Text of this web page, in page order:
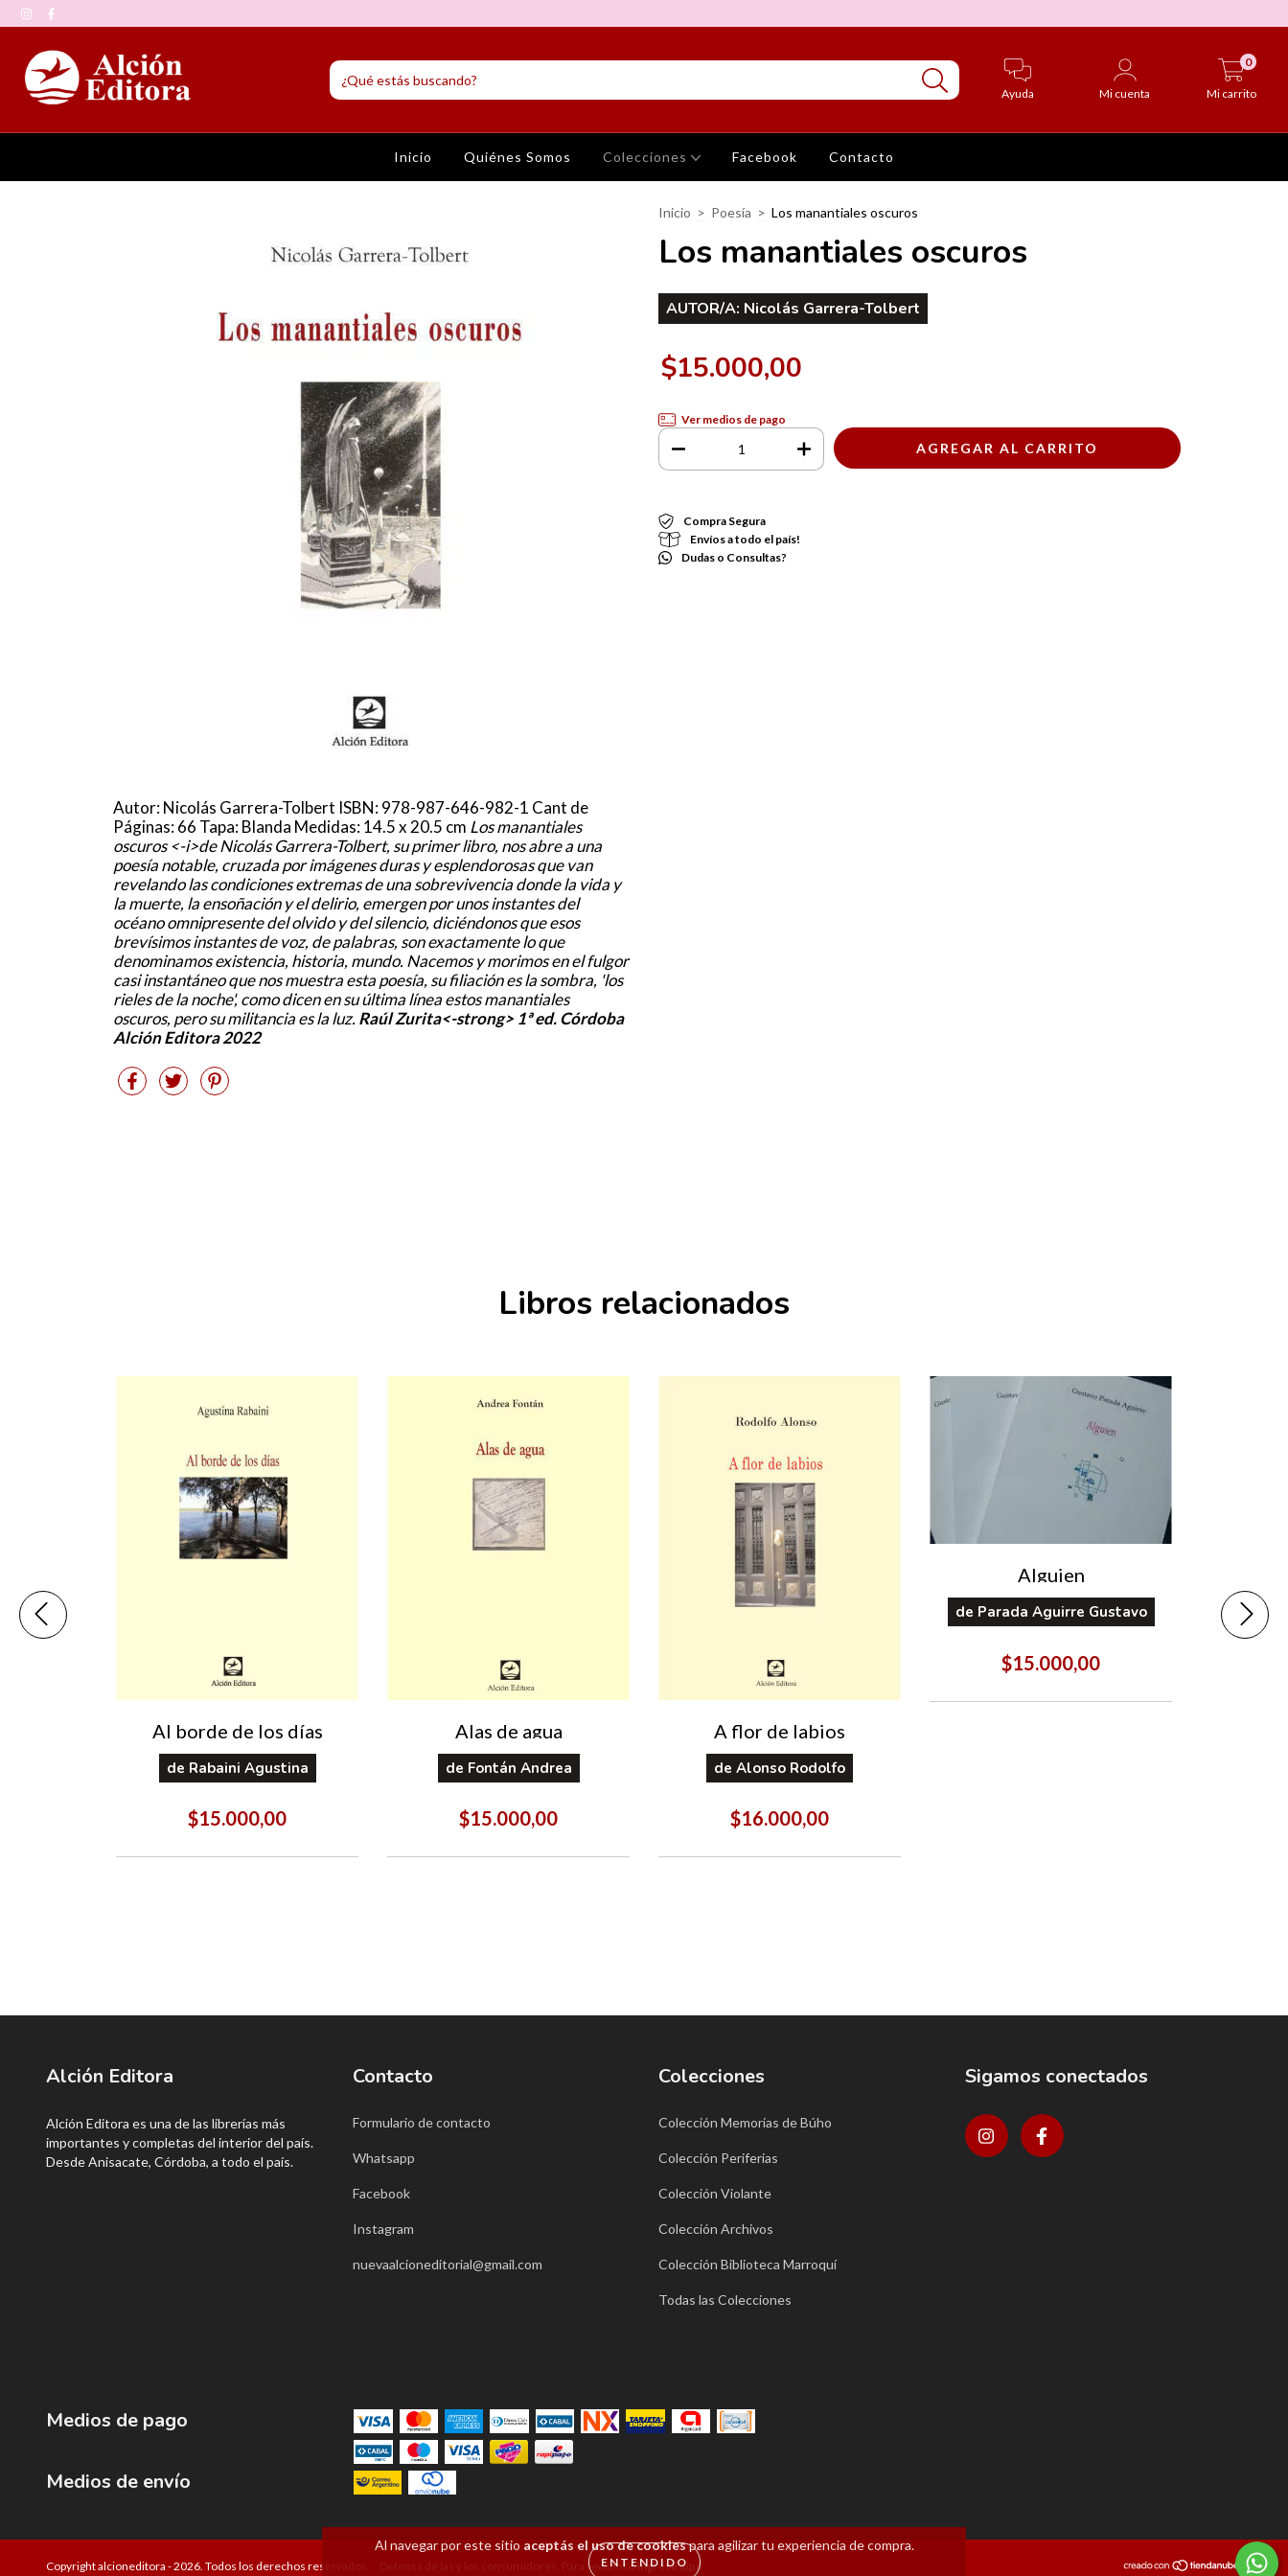
Ayuda Mi cuenta Mi carrito
0
Inicio Quiénes Somos Colecciones Facebook Contacto
Al navegar por este sitio aceptás el uso de cookiespara agilizar tu experiencia de compra.
ENTENDIDO
Autor: Nicolás Garrera-Tolbert ISBN: 978-987-646-982-1 Cant de
Páginas: 66 Tapa: Blanda Medidas: 14.5 x 20.5 cm Los manantiales
oscuros <-i>de Nicolás Garrera-Tolbert, su primer libro, nos abre a una
poesía notable, cruzada por imágenes duras y esplendorosas que van
revelando las condiciones extremas de una sobrevivencia donde la vida y
la muerte, la ensoñación y el delirio, emergen por unos instantes del
océano omnipresente del olvido y del silencio, diciéndonos que esos
brevísimos instantes de voz, de palabras, son exactamente lo que
denominamos existencia, historia, mundo. Nacemos y morimos en el fulgor
casi instantáneo que nos muestra esta poesía, su filiación es la sombra, 'los
rieles de la noche', como dicen en su última línea estos manantiales
oscuros, pero su militancia es la luz. Raúl Zurita<-strong> 1ª ed. Córdoba
Alción Editora 2022
Inicio > Poesía > Los manantiales oscuros
Los manantiales oscuros
AUTOR/A: Nicolás Garrera-Tolbert
$15.000,00
Ver medios de pago
Compra Segura
Envíos a todo el país!
Dudas o Consultas?
Libros relacionados
Al borde de los días
de Rabaini Agustina
$15.000,00
Alas de agua
de Fontán Andrea
$15.000,00
A flor de labios
de Alonso Rodolfo
$16.000,00
Alguien
de Parada Aguirre Gustavo
$15.000,00
Alción Editora
Alción Editora es una de las librerías más
importantes y completas del interior del país.
Desde Anisacate, Córdoba, a todo el país.
Contacto
Formulario de contacto
Whatsapp
Facebook
Instagram
nuevaalcioneditorial@gmail.com
Colecciones
Colección Memorias de Búho
Colección Periferias
Colección Violante
Colección Archivos
Colección Biblioteca Marroquí
Todas las Colecciones
Sigamos conectados
Medios de pago
Medios de envío
Copyright alcioneditora - 2026. Todos los derechos reservados. Defensa de las y los consumidores. Para reclamosingrese aquí